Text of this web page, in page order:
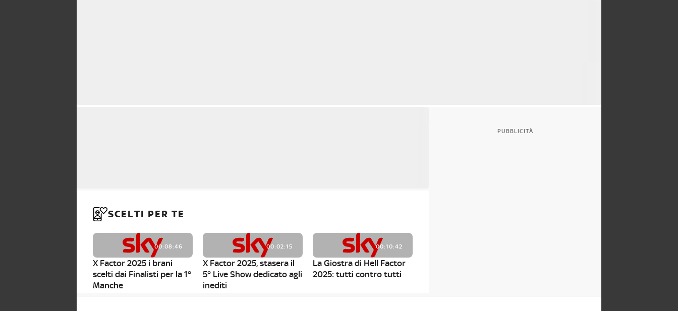
SCELTI PER TE
00:08:46
X Factor 2025 i brani
scelti dai Finalisti per la 1°
Manche
00:02:15
X Factor 2025, stasera il
5° Live Show dedicato agli
inediti
00:10:42
La Giostra di Hell Factor
2025: tutti contro tutti
PUBBLICITÀ